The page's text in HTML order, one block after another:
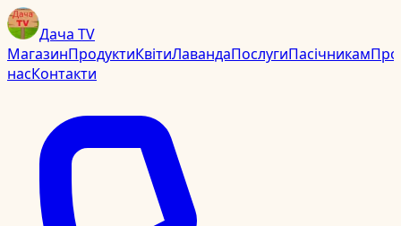
Дача TV
МагазинПродуктиКвітиЛавандаПослугиПасічникамПро
насКонтакти